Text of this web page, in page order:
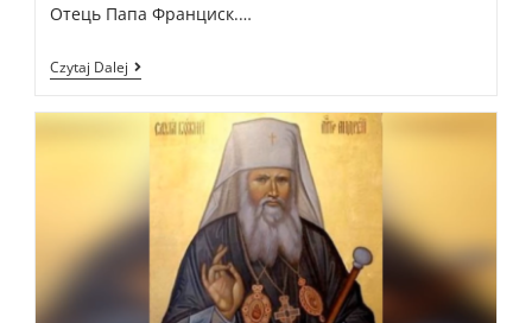
Отець Папа Франциск.…
Czytaj Dalej